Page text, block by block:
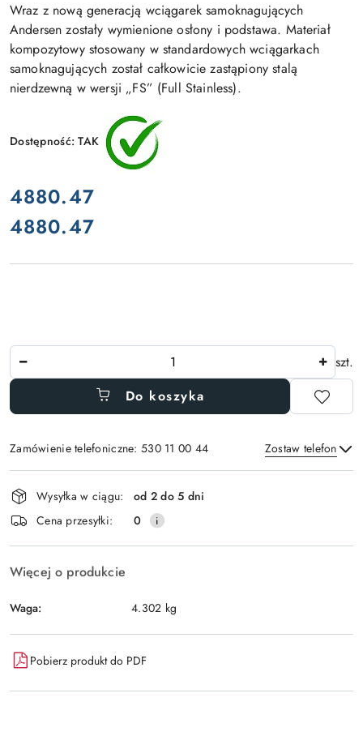
Wraz z nową generacją wciągarek samoknagujących
Andersen zostały wymienione osłony i podstawa. Materiał
kompozytowy stosowany w standardowych wciągarkach
samoknagujących został całkowicie zastąpiony stalą
nierdzewną w wersji „FS” (Full Stainless).
Dostępność:TAK
cena:
4880.47
Cena:
4880.47
szt.
Do koszyka
Zamówienie telefoniczne: 530 11 00 44 Zostaw telefon
Wyślij
Dostępność
i
dostawa
Wysyłka w ciągu:
od 2 do 5 dni
Cena przesyłki:
0
Więcej o produkcie
Waga: 4.302 kg
Pobierz produkt do PDF